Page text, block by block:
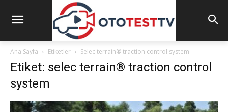
Ana Sayfa Etiketler Selec terrain® traction control system
Etiket: selec terrain® traction control
system